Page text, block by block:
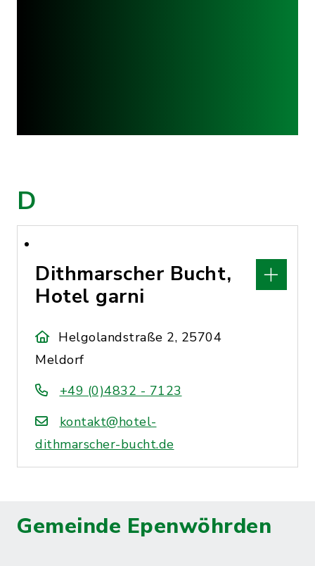
D
Dithmarscher Bucht,
Hotel garni
Helgolandstraße 2, 25704
Meldorf
+49 (0)4832 - 7123
kontakt@hotel-
dithmarscher-bucht.de
Gemeinde Epenwöhrden